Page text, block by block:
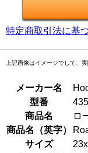
特定商取引法に基
上記画像はイメージでして、
メーカー名
型番
商品名
ロ
商品名（英字）
サイズ